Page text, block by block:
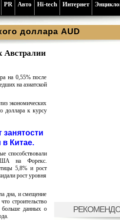
PR Aвто Hi-tech Интернет
доллара AUD
Австралии
на 0,55% после
на азиатской
экономических
доллара к курсу
Китае.
способствовали
США на Форекс.
5,8% и рост
рост уровня
дна, и смещение
строительство
больше данных о